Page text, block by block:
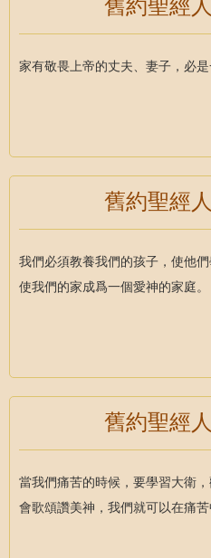
舊約聖經
家有敬畏上帝的丈夫、妻子，必是
舊約聖經
我們必須教養我們的孩子，使他
使我們的家成爲一個愛神的家庭。
舊約聖經
當我們痛苦的時候，要學習大衛
會歌頌讚美神，我們就可以在痛苦